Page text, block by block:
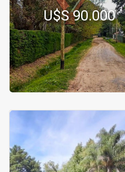
U$S 90.000